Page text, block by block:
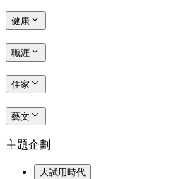
健康
職涯
住家
藝文
主題企劃
大試用時代